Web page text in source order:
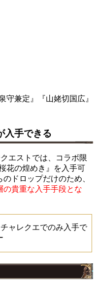
兼定』『山姥切国広』
入手できる
エストでは、コラボ限
花の煌めき』を入手可
ドロップだけのため、
貴重な入手手段とな
ャレクエでのみ入手で